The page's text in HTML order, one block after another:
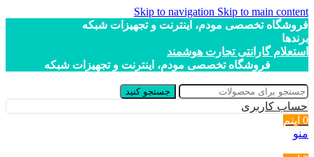
Skip to navigation Skip to main content
فروشگاه تخصصی مودم، اینترنت و تجهیزات شبکه
برندها
استعلام گارانتی تجارت هوشمند
فروشگاه تخصصی مودم، اینترنت و تجهیزات شبکه
جستجو کنید
حساب کاربری
0 آیتم
منو